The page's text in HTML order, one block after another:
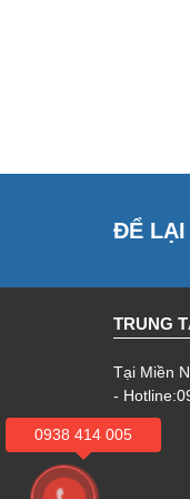
ĐỂ LẠI
TRUNG
Tại Miền
-
0938 414 005